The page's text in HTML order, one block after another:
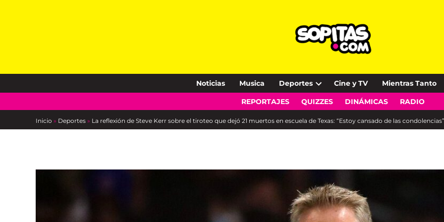
Noticias Musica Deportes
Open
dropdown
Cine y TV Mientras Tanto
REPORTAJES QUIZZES DINÁMICAS RADIO
Inicio » Deportes » La reflexión de Steve Kerr sobre el tiroteo que dejó 21 muertos en escuela de Texas: “Estoy cansado de las condolencias”